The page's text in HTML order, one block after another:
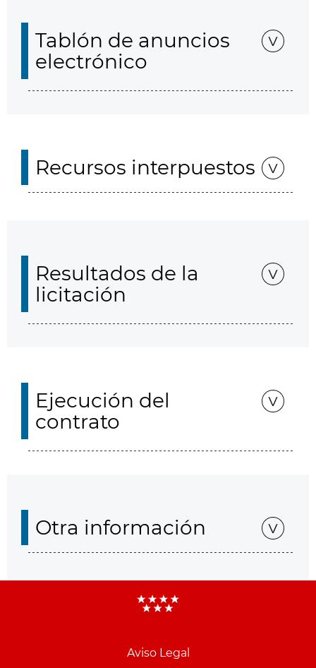
Tablón de anuncios
electrónico
Recursos interpuestos
Resultados de la
licitación
Ejecución del
contrato
Otra información
Aviso Legal